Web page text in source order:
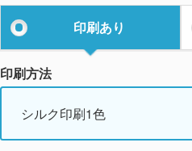
印刷あり
印刷方法
シルク印刷1色